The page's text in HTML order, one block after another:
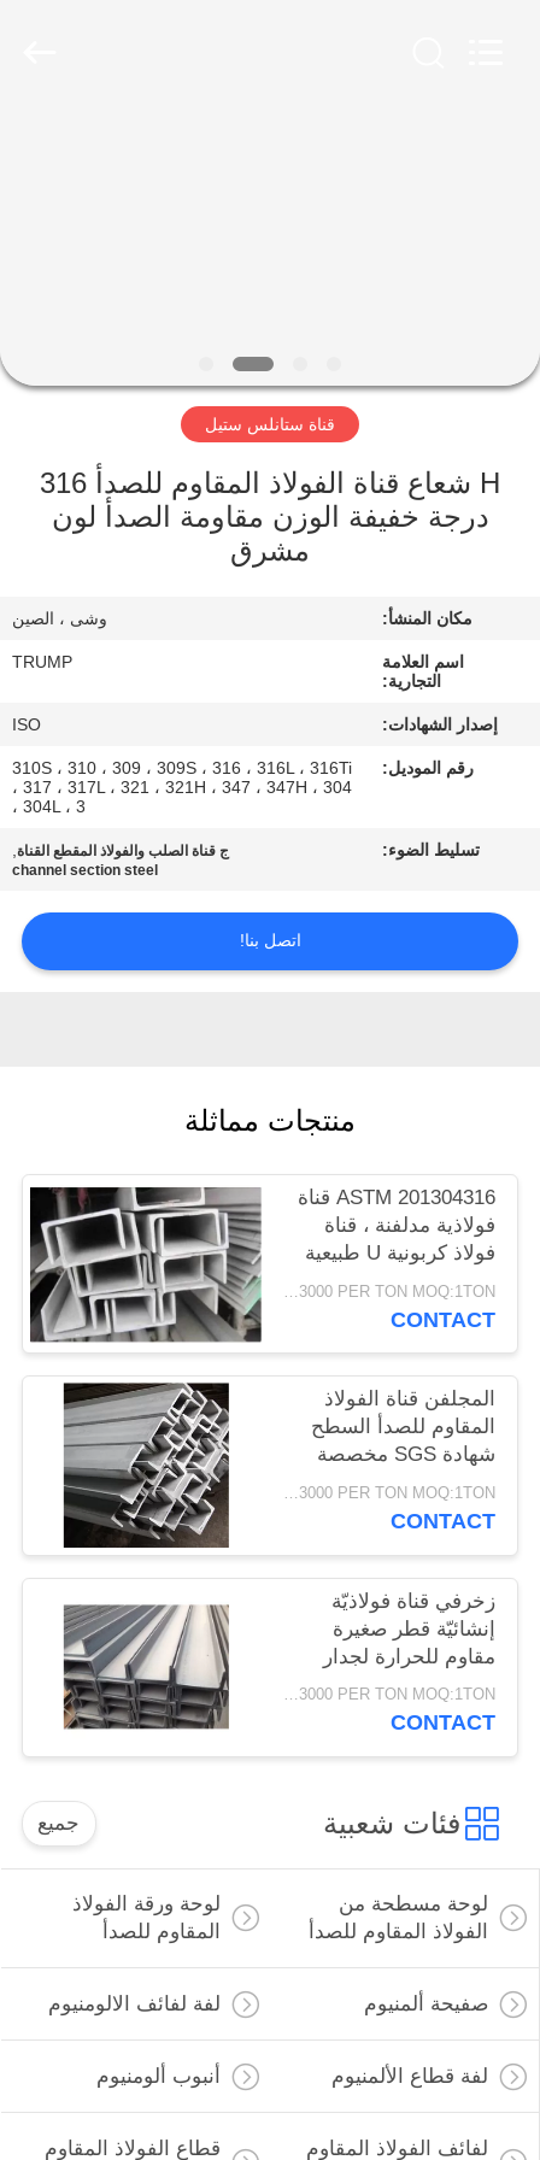
معلومات
عنا
جولة
مراقبة
الجودة
اقتباس
قناة ستانلس ستيل
H شعاع قناة الفولاذ المقاوم للصدأ 316
درجة خفيفة الوزن مقاومة الصدأ لون
مشرق
مكان المنشأ: وشى ، الصين
اسم العلامة
التجارية:
TRUMP
إصدار الشهادات: ISO
رقم الموديل:
310S ، 310 ، 309 ، 309S ، 316 ، 316L ، 316Ti
، 317 ، 317L ، 321 ، 321H ، 347 ، 347H ، 304
، 304L ، 3
تسليط الضوء: ج قناة الصلب والفولاذ المقطع القناة,
channel section steel
اتصل بنا!
منتجات مماثلة
ASTM 201304316 قناة
فولاذية مدلفنة ، قناة
فولاذ كربونية U طبيعية
اللون
USD1500-3000 PER TON MOQ:1TON
CONTACT
المجلفن قناة الفولاذ
المقاوم للصدأ السطح
شهادة SGS مخصصة
USD1500-3000 PER TON MOQ:1TON
CONTACT
زخرفي قناة فولاذيّة
إنشائيّة قطر صغيرة
مقاوم للحرارة لجدار
شعاع
USD1500-3000 PER TON MOQ:1TON
CONTACT
فئات شعبية جميع
لوحة مسطحة من
الفولاذ المقاوم للصدأ
لوحة ورقة الفولاذ
المقاوم للصدأ
صفيحة ألمنيوم لفة لفائف الالومنيوم
لفة قطاع الألمنيوم أنبوب ألومنيوم
لفائف الفولاذ المقاوم قطاع الفولاذ المقاوم